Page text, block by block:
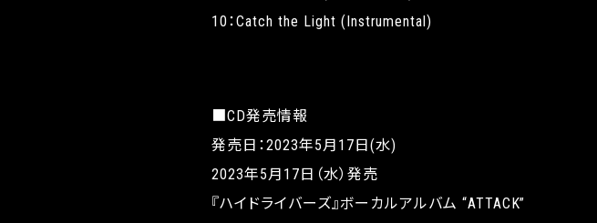
10：Catch the Light (Instrumental)
■CD発売情報
発売日：2023年5月17日(水)
2023年5月17日（水）発売
『ハイドライバーズ』ボーカルアルバム “ATTACK”